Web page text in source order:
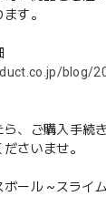
す。
blog/
ら、ご購入手続
さいませ。
ール ~スライ